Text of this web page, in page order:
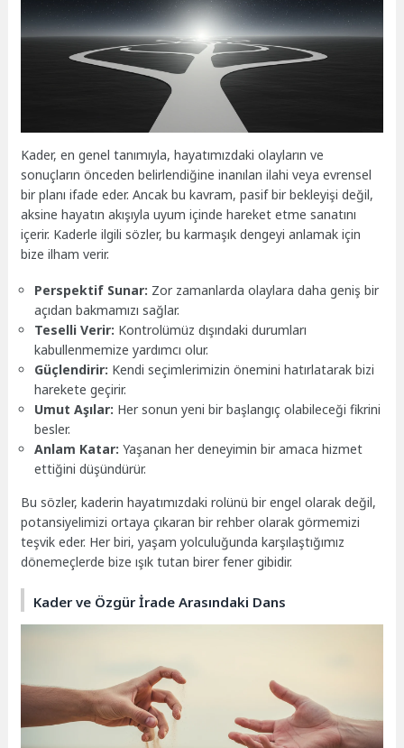
Kader, en genel tanımıyla, hayatımızdaki olayların ve
sonuçların önceden belirlendiğine inanılan ilahi veya evrensel
bir planı ifade eder. Ancak bu kavram, pasif bir bekleyişi değil,
aksine hayatın akışıyla uyum içinde hareket etme sanatını
içerir. Kaderle ilgili sözler, bu karmaşık dengeyi anlamak için
bize ilham verir.
Perspektif Sunar: Zor zamanlarda olaylara daha geniş bir
açıdan bakmamızı sağlar.
Teselli Verir: Kontrolümüz dışındaki durumları
kabullenmemize yardımcı olur.
Güçlendirir: Kendi seçimlerimizin önemini hatırlatarak bizi
harekete geçirir.
Umut Aşılar: Her sonun yeni bir başlangıç olabileceği fikrini
besler.
Anlam Katar: Yaşanan her deneyimin bir amaca hizmet
ettiğini düşündürür.
Bu sözler, kaderin hayatımızdaki rolünü bir engel olarak değil,
potansiyelimizi ortaya çıkaran bir rehber olarak görmemizi
teşvik eder. Her biri, yaşam yolculuğunda karşılaştığımız
dönemeçlerde bize ışık tutan birer fener gibidir.
Kader ve Özgür İrade Arasındaki Dans